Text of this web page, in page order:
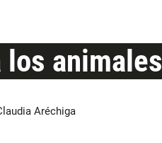
animales
Aréchiga